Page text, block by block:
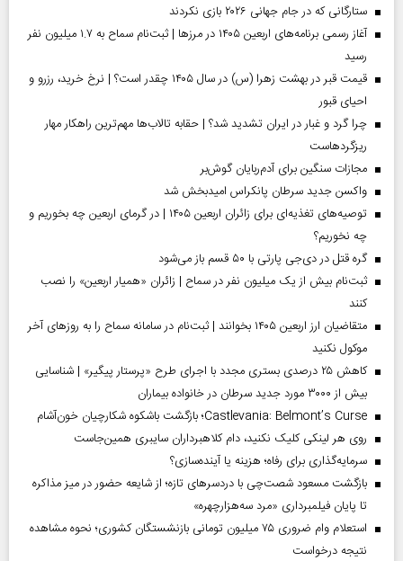
ستارگانی که در جام جهانی ۲۰۲۶ بازی نکردند
آغاز رسمی برنامه‌های اربعین ۱۴۰۵ در مرز‌ها | ثبت‌نام سماح به ۱.۷ میلیون نفر
رسید
قیمت قبر در بهشت زهرا (س) در سال ۱۴۰۵ چقدر است؟ | نرخ خرید، رزرو و
احیای قبور
چرا گرد و غبار در ایران تشدید شد؟ | حقابه تالاب‌ها مهم‌ترین راهکار مهار
ریزگردهاست
مجازات سنگین برای آدم‌ربایان گوش‌بر
واکسن جدید سرطان پانکراس امیدبخش شد
توصیه‌های تغذیه‌ای برای زائران اربعین ۱۴۰۵ | در گرمای اربعین چه بخوریم و
چه نخوریم؟
گره قتل در دی‌جی پارتی با ۵۰ قسم باز می‌شود
ثبت‌نام بیش از یک میلیون نفر در سماح | زائران «همیار اربعین» را نصب
کنند
متقاضیان ارز اربعین ۱۴۰۵ بخوانند | ثبت‌نام در سامانه سماح را به روز‌های آخر
موکول نکنید
کاهش ۲۵ درصدی بستری مجدد با اجرای طرح «پرستار پیگیر» | شناسایی
بیش از ۳۰۰۰ مورد جدید سرطان در خانواده بیماران
Castlevania: Belmont’s Curse؛ بازگشت باشکوه شکارچیان خون‌آشام
روی هر لینکی کلیک نکنید، دام کلاهبرداران سایبری همین‌جاست
سرمایه‌گذاری برای رفاه؛ هزینه یا آینده‌سازی؟
بازگشت مسعود شصت‌چی با دردسر‌های تازه؛ از شایعه حضور در میز مذاکره
تا پایان فیلمبرداری «مرد سه‌هزارچهره»
استعلام وام ضروری ۷۵ میلیون تومانی بازنشستگان کشوری؛ نحوه مشاهده
نتیجه درخواست